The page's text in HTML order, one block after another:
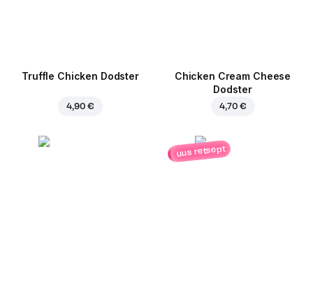
Truffle Chicken Dodster
4,90 €
Chicken Cream Cheese
Dodster
4,70 €
uus retsept